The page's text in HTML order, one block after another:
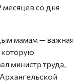
месяцев со дня
мамам — важная
которую
министр труда,